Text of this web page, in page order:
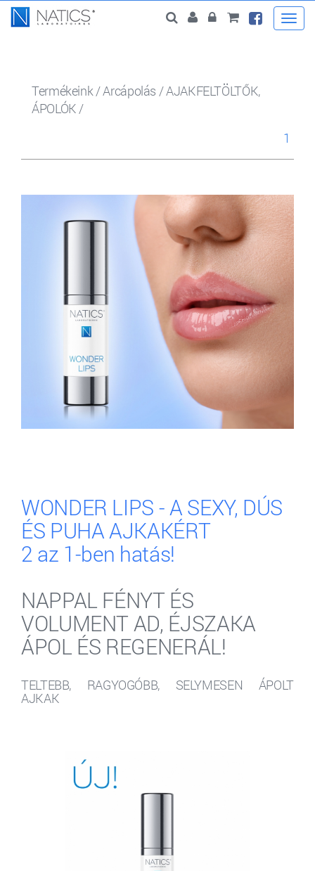
Termékeink/Arcápolás /AJAKFELTÖLTŐK,
ÁPOLÓK /
1
WONDER LIPS - A SEXY, DÚS
ÉS PUHA AJKAKÉRT
2 az 1-ben hatás!
NAPPAL FÉNYT ÉS
VOLUMENT AD, ÉJSZAKA
ÁPOL ÉS REGENERÁL!
TELTEBB, RAGYOGÓBB, SELYMESEN ÁPOLT
AJKAK